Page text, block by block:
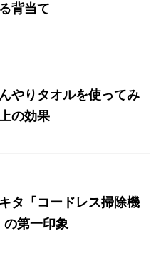
背当て
やりタオルを使ってみ
の効果
タ「コードレス掃除機
第一印象